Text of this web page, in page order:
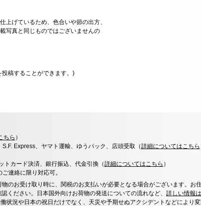
上げているため、色合いや節の出方、
写真と同じものではございませんの
稿することができます。)
ちら ）
Express、ヤマト運輸、ゆうパック、店頭受取（詳細についてはこちら
トカード決済、銀行振込、代金引換（詳細についてはこちら ）
連絡に限り対応可。
のお受け取り時に、関税のお支払いが必要となる場合がございます。お
ください。日本国外向けお荷物の発送についての流れなど、 詳しい情報
状況や日本の祝日だけでなく、天災や予期せぬアクシデントなどにより